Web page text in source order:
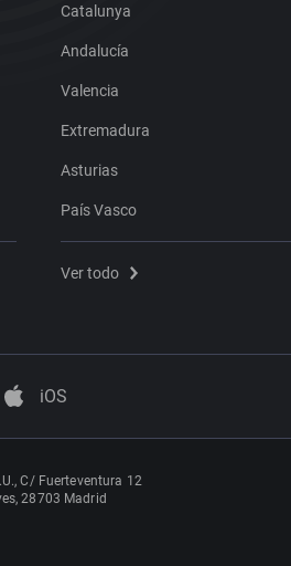
Catalunya
Andalucía
Valencia
Extremadura
Asturias
País Vasco
Ver todo
iOS
C/ Fuerteventura 12
28703 Madrid